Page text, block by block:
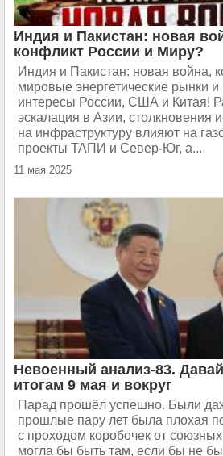
Индия и Пакистан: новая
конфликт России и Миру?
Индия и Пакистан: новая война,
мировые энергетические рынки
интересы России, США и Китая!
эскалация в Азии, столкновения
на инфраструктуру влияют на
проекты ТАПИ и Север-Юг, а...
11 мая 2025
Невоенный анализ-83.
итогам 9 мая и вокруг
Парад прошёл успешно. Были
прошлые пару лет была плохая
с проходом коробочек от
могла бы быть там, если бы не